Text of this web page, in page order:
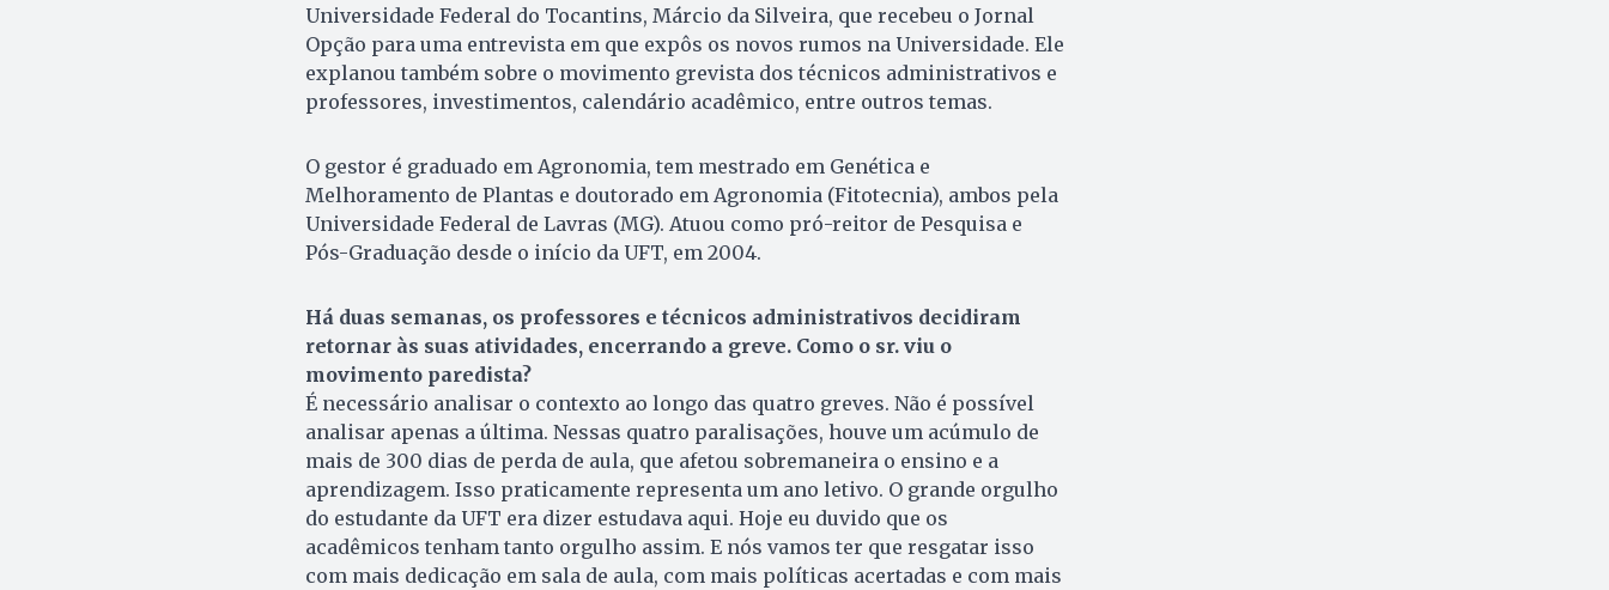
Universidade Federal do Tocantins, Márcio da Silveira, que recebeu o Jornal
Opção para uma entrevista em que expôs os novos rumos na Universidade. Ele
explanou também sobre o movimento grevista dos técnicos administrativos e
professores, investimentos, calendário acadêmico, entre outros temas.
O gestor é graduado em Agro­nomia, tem mestrado em Genética e
Melhoramento de Plantas e doutorado em Agronomia (Fitotecnia), ambos pela
Universidade Federal de Lavras (MG). Atuou como pró-reitor de Pesquisa e
Pós-Graduação desde o início da UFT, em 2004.
Há duas semanas, os professores e técnicos administrativos decidiram
retornar às suas atividades, encerrando a greve. Como o sr. viu o
movimento paredista?
É necessário analisar o contexto ao longo das quatro greves. Não é possível
analisar apenas a última. Nessas quatro paralisações, houve um acúmulo de
mais de 300 dias de perda de aula, que afetou sobremaneira o ensino e a
aprendizagem. Isso praticamente representa um ano letivo. O grande orgulho
do estudante da UFT era dizer estudava aqui. Hoje eu duvido que os
acadêmicos tenham tanto orgulho assim. E nós vamos ter que resgatar isso
com mais dedicação em sala de aula, com mais políticas acertadas e com mais